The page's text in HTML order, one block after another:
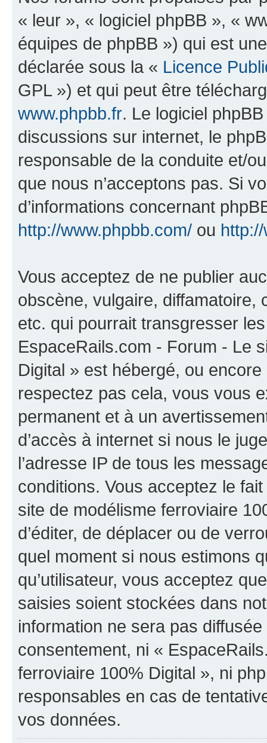
« leur », « logiciel phpBB », «
équipes de phpBB ») qui est
déclarée sous la « Licence
GPL ») et qui peut être
www.phpbb.fr. Le logiciel
discussions sur internet, le
responsable de la conduite et/
que nous n’acceptons pas. Si
d’informations concernant
http://www.phpbb.com/ ou
Vous acceptez de ne publier
obscène, vulgaire, diffamatoire,
etc. qui pourrait transgresser
EspaceRails.com - Forum - Le
Digital » est hébergé, ou
respectez pas cela, vous vous
permanent et à un
d’accès à internet si nous le
l’adresse IP de tous les
conditions. Vous acceptez le
site de modélisme ferroviaire
d’éditer, de déplacer ou de
quel moment si nous estimons
qu’utilisateur, vous acceptez
saisies soient stockées dans
information ne sera pas
consentement, ni «
ferroviaire 100% Digital », ni
responsables en cas de
vos données.